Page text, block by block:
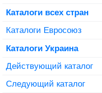
Каталоги всех стран
Каталоги Евросоюз
Каталоги Украина
Действующий каталог
Следующий каталог